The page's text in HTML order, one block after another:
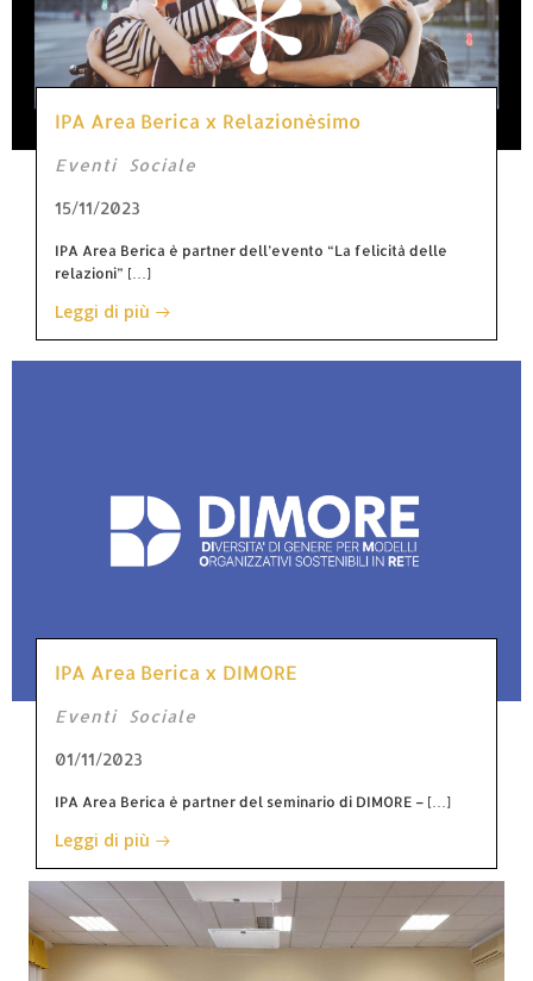
IPA Area Berica x Relazionèsimo
Eventi Sociale
15/11/2023
IPA Area Berica è partner dell’evento “La felicità delle
relazioni” […]
Leggi di più
IPA Area Berica x DIMORE
Eventi Sociale
01/11/2023
IPA Area Berica è partner del seminario di DIMORE – […]
Leggi di più